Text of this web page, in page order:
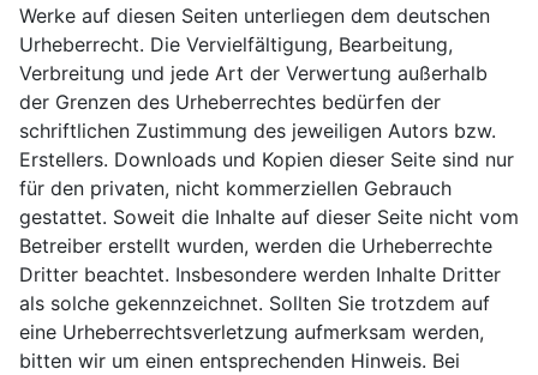
Werke auf diesen Seiten unterliegen dem deutschen
Urheberrecht. Die Vervielfältigung, Bearbeitung,
Verbreitung und jede Art der Verwertung außerhalb
der Grenzen des Urheberrechtes bedürfen der
schriftlichen Zustimmung des jeweiligen Autors bzw.
Erstellers. Downloads und Kopien dieser Seite sind nur
für den privaten, nicht kommerziellen Gebrauch
gestattet. Soweit die Inhalte auf dieser Seite nicht vom
Betreiber erstellt wurden, werden die Urheberrechte
Dritter beachtet. Insbesondere werden Inhalte Dritter
als solche gekennzeichnet. Sollten Sie trotzdem auf
eine Urheberrechtsverletzung aufmerksam werden,
bitten wir um einen entsprechenden Hinweis. Bei